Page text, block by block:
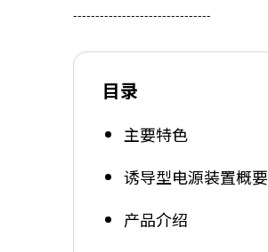
-------------------------------
目录
主要特色
诱导型电源装置概要
产品介绍